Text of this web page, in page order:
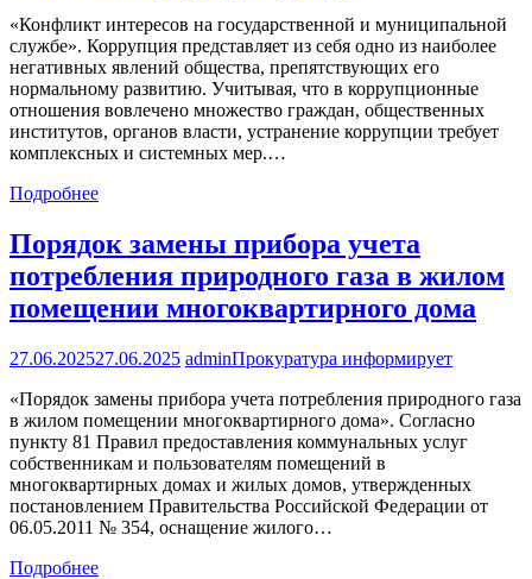
«Конфликт интересов на государственной и муниципальной
службе». Коррупция представляет из себя одно из наиболее
негативных явлений общества, препятствующих его
нормальному развитию. Учитывая, что в коррупционные
отношения вовлечено множество граждан, общественных
институтов, органов власти, устранение коррупции требует
комплексных и системных мер.…
Подробнее
Порядок замены прибора учета
потребления природного газа в жилом
помещении многоквартирного дома
27.06.202527.06.2025 adminПрокуратура информирует
«Порядок замены прибора учета потребления природного газа
в жилом помещении многоквартирного дома». Согласно
пункту 81 Правил предоставления коммунальных услуг
собственникам и пользователям помещений в
многоквартирных домах и жилых домов, утвержденных
постановлением Правительства Российской Федерации от
06.05.2011 № 354, оснащение жилого…
Подробнее